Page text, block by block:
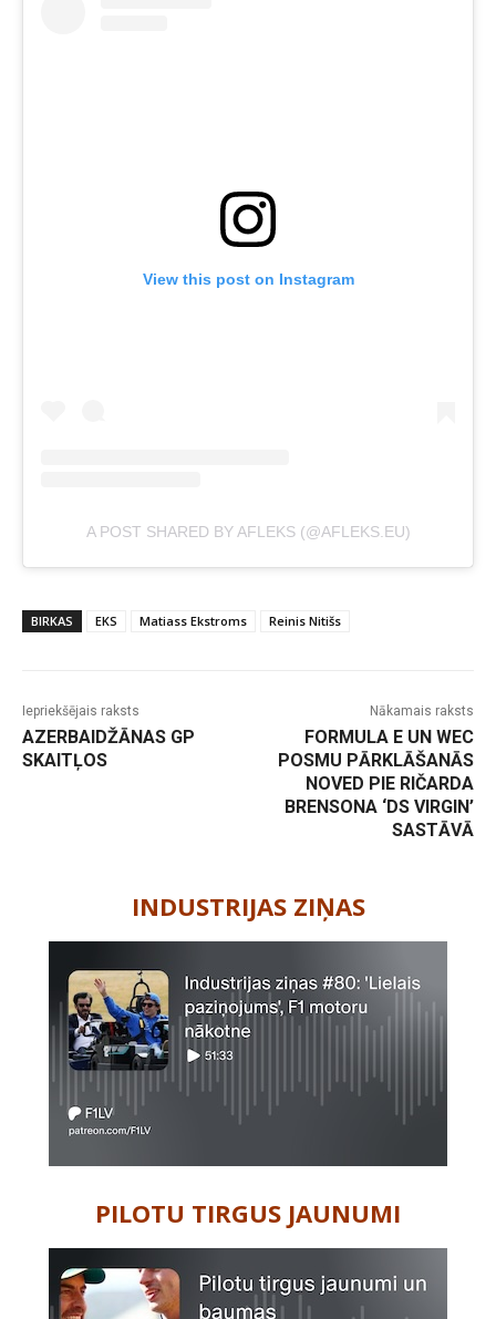
View this post on Instagram
A POST SHARED BY AFLEKS (@AFLEKS.EU)
BIRKAS EKS Matiass Ekstroms Reinis Nitišs
Iepriekšējais raksts
AZERBAIDŽĀNAS GP
SKAITĻOS
Nākamais raksts
FORMULA E UN WEC
POSMU PĀRKLĀŠANĀS
NOVED PIE RIČARDA
BRENSONA ‘DS VIRGIN’
SASTĀVĀ
INDUSTRIJAS ZIŅAS
PILOTU TIRGUS JAUNUMI